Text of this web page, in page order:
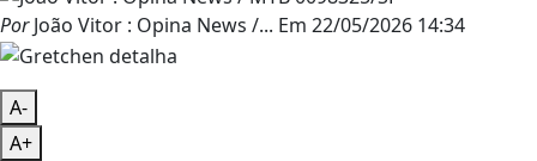
PorJoão Vitor : Opina News /... Em 22/05/2026 14:34
A-
A+